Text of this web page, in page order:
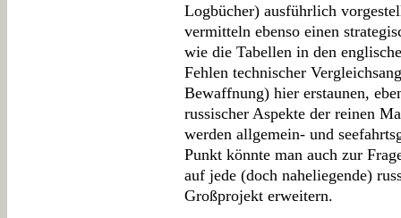
Logbücher) ausführlich
vermitteln ebenso einen
wie die Tabellen in den
Fehlen technischer
Bewaffnung) hier erstaunen,
russischer Aspekte der reinen
werden allgemein- und
Punkt könnte man auch zur
auf jede (doch naheliegende)
Großprojekt erweitern.